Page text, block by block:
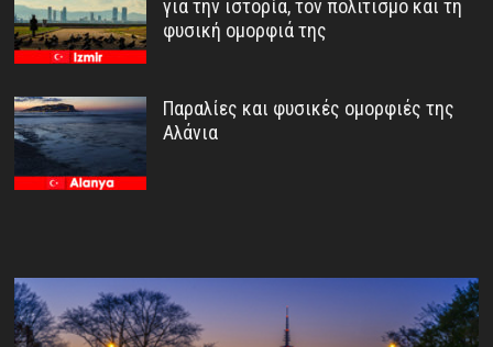
για την ιστορία, τον πολιτισμό και τη
φυσική ομορφιά της
Παραλίες και φυσικές ομορφιές της
Αλάνια